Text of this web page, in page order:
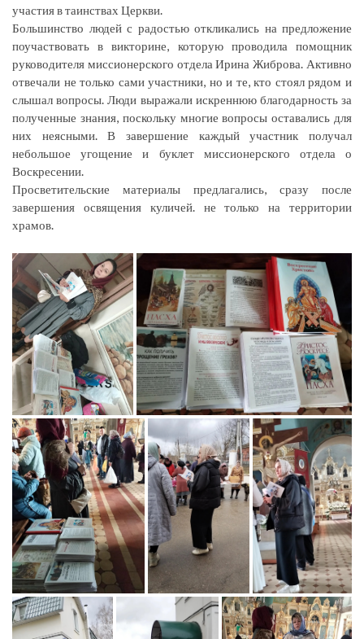
участия в таинствах Церкви.
Большинство людей с радостью откликались на предложение
поучаствовать в викторине, которую проводила помощник
руководителя миссионерского отдела Ирина Жиброва. Активно
отвечали не только сами участники, но и те, кто стоял рядом и
слышал вопросы. Люди выражали искреннюю благодарность за
полученные знания, поскольку многие вопросы оставались для
них неясными. В завершение каждый участник получал
небольшое угощение и буклет миссионерского отдела о
Воскресении.
Просветительские материалы предлагались, сразу после
завершения освящения куличей. не только на территории
храмов.